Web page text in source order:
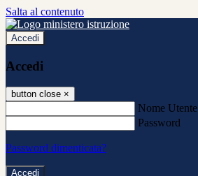
Salta al contenuto
Accedi
Accedi
button close ×
Nome Utente
Password
Password dimenticata?